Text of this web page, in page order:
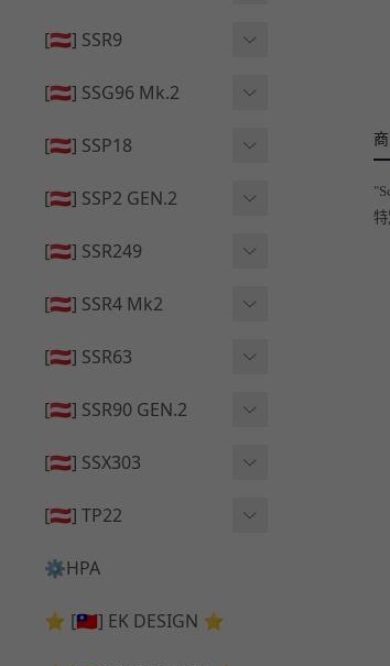
🟦 主體 ⧸ 彈匣
[🇦🇹] SSR9
👁️‍🗨️ 外觀 ⧸ 色彩
[🇦🇹] SSG96 Mk.2
🆙 升級 ⧸ 部件
[🇦🇹] SSP18
👁️‍🗨️ 外觀 ⧸ 色彩
[🇦🇹] SSP2 GEN.2
🔄 原廠 ⧸ 零件
[🇦🇹] SSR249
🟦 主體 ⧸ 彈匣
[🇦🇹] SSR4 Mk2
🟦 主體 ⧸ 彈匣
[🇦🇹] SSR63
🆙 升級 ⧸ 部件
[🇦🇹] SSR90 GEN.2
🆙 升級 ⧸ 部件
[🇦🇹] SSX303
🔄 原廠 ⧸ 零件
🆙 升級 ⧸ 部件
[🇦🇹] TP22
🔄 原廠 ⧸ 零件
🆙 升級 ⧸ 部件
⚙️HPA
⭐ [🇹🇼] EK DESIGN ⭐